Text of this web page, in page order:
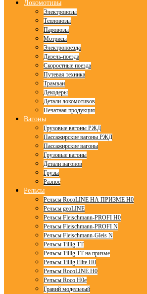
Локомотивы
Электровозы
Тепловозы
Паровозы
Мотрисы
Электропоезда
Дизель-поезда
Скоростные поезда
Путевая техника
Трамваи
Декодеры
Детали локомотивов
Печатная продукция
Вагоны
Грузовые вагоны РЖД
Пассажирские вагоны РЖД
Пассажирские вагоны
Грузовые вагоны
Детали вагонов
Грузы
Разное
Рельсы
Рельсы RocoLINE НА ПРИЗМЕ H0
Рельсы geoLINE
Рельсы Fleischmann-PROFI H0
Рельсы Fleischmann-PROFI N
Рельсы Fleischmann-Gleis N
Рельсы Tillig TT
Рельсы Tillig TT на призме
Рельсы Tillig Elite H0
Рельсы RocoLINE H0
Рельсы Roco H0e
Гравий модельный